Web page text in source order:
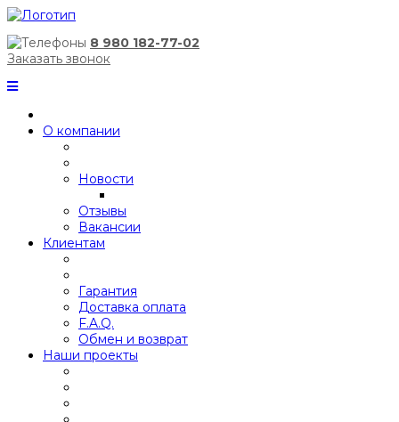
8 980 182-77-02
Заказать звонок
О компании
Новости
Отзывы
Вакансии
Клиентам
Гарантия
Доставка оплата
F.A.Q.
Обмен и возврат
Наши проекты